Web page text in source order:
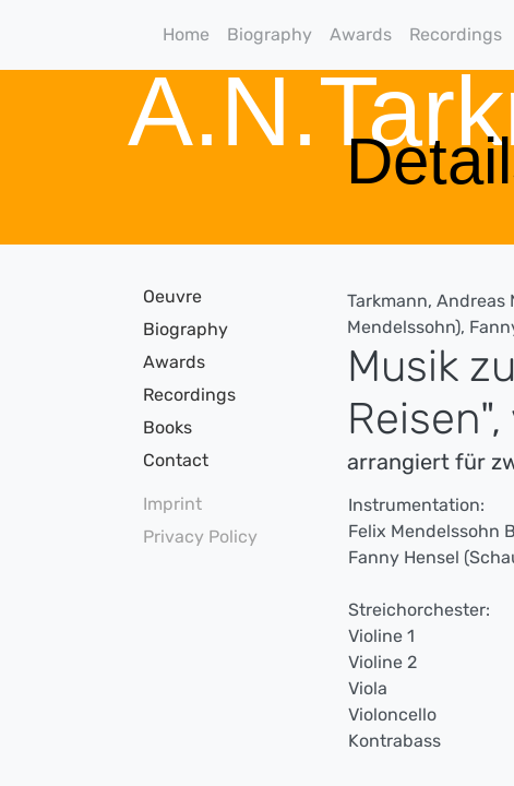
Home Biography Awards Recordings
Oeuvre
Biography
Awards
Recordings
Books
Contact
Imprint
Privacy Policy
Tarkmann, Andreas
Mendelssohn),
Musik
arrangiert für
Instrumentation:
Felix Mendelssohn
Fanny Hensel
Streichorchester:
Violine 1
Violine 2
Viola
Violoncello
Kontrabass